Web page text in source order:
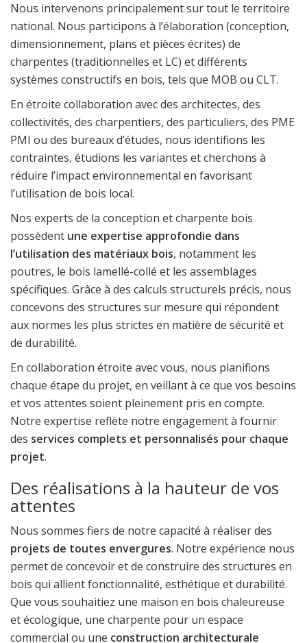
Nous intervenons principalement sur tout le territoire
national. Nous participons à l’élaboration (conception,
dimensionnement, plans et pièces écrites) de
charpentes (traditionnelles et LC) et différents
systèmes constructifs en bois, tels que MOB ou CLT.
En étroite collaboration avec des architectes, des
collectivités, des charpentiers, des particuliers, des PME
PMI ou des bureaux d’études, nous identifions les
contraintes, étudions les variantes et cherchons à
réduire l’impact environnemental en favorisant
l’utilisation de bois local.
Nos experts de la conception et charpente bois
possèdent une expertise approfondie dans
l’utilisation des matériaux bois, notamment les
poutres, le bois lamellé-collé et les assemblages
spécifiques. Grâce à des calculs structurels précis, nous
concevons des structures sur mesure qui répondent
aux normes les plus strictes en matière de sécurité et
de durabilité.
En collaboration étroite avec vous, nous planifions
chaque étape du projet, en veillant à ce que vos besoins
et vos attentes soient pleinement pris en compte.
Notre expertise reflète notre engagement à fournir
des services complets et personnalisés pour chaque
projet.
Des réalisations à la hauteur de vos
attentes
Nous sommes fiers de notre capacité à réaliser des
projets de toutes envergures. Notre expérience nous
permet de concevoir et de construire des structures en
bois qui allient fonctionnalité, esthétique et durabilité.
Que vous souhaitiez une maison en bois chaleureuse
et écologique, une charpente pour un espace
commercial ou une construction architecturale